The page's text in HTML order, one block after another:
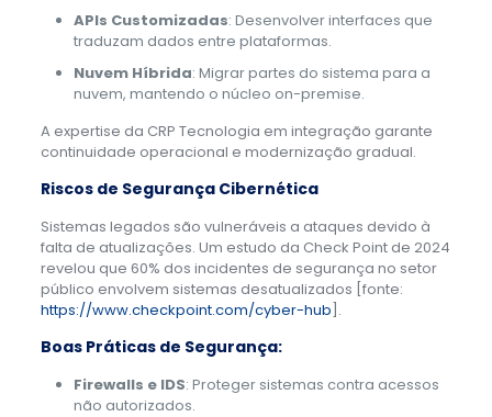
APIs Customizadas: Desenvolver interfaces que
traduzam dados entre plataformas.
Nuvem Híbrida: Migrar partes do sistema para a
nuvem, mantendo o núcleo on-premise.
A expertise da CRP Tecnologia em integração garante
continuidade operacional e modernização gradual.
Riscos de Segurança Cibernética
Sistemas legados são vulneráveis a ataques devido à
falta de atualizações. Um estudo da Check Point de 2024
revelou que 60% dos incidentes de segurança no setor
público envolvem sistemas desatualizados [fonte:
https://www.checkpoint.com/cyber-hub].
Boas Práticas de Segurança:
Firewalls e IDS: Proteger sistemas contra acessos
não autorizados.